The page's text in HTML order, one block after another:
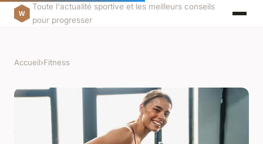
Toute l'actualité sportive et les meilleurs conseils
pour progresser
Accueil›Fitness